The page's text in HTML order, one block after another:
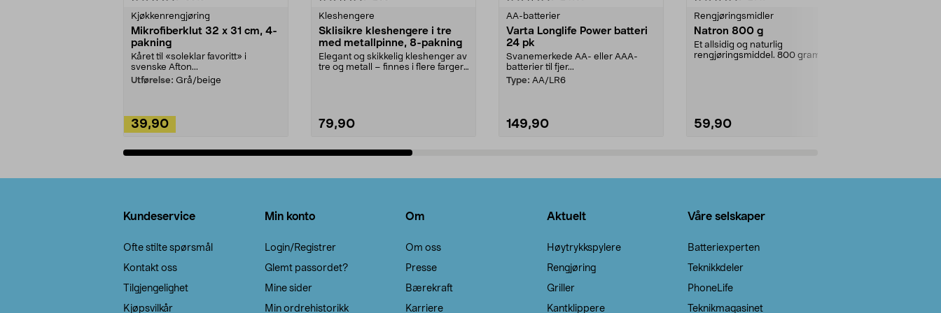
Kjøkkenrengjøring
Mikrofiberklut 32 x 31 cm, 4-
pakning
Kåret til «soleklar favoritt» i
svenske Afton...
Utførelse: Grå/beige
39,90
Kleshengere
Sklisikre kleshengere i tre
med metallpinne, 8-pakning
Elegant og skikkelig kleshenger av
tre og metall – finnes i flere farger.
79,90
AA-batterier
Varta Longlife Power batteri
24 pk
Svanemerkede AA- eller AAA-
batterier til fjer...
Type: AA/LR6
149,90
Rengjøringsmidler
Natron 800 g
Et allsidig og naturlig
rengjøringsmiddel. 800 gram
59,90
Kundeservice
Ofte stilte spørsmål
Kontakt oss
Tilgjengelighet
Kjøpsvilkår
Min konto
Login/Registrer
Glemt passordet?
Mine sider
Min ordrehistorikk
Om
Om oss
Presse
Bærekraft
Karriere
Aktuelt
Høytrykkspylere
Rengjøring
Griller
Kantklippere
Våre selskaper
Batteriexperten
Teknikkdeler
PhoneLife
Teknikmagasinet